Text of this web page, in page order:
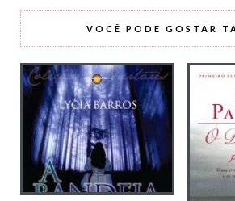
VOCÊ PODE GOSTAR